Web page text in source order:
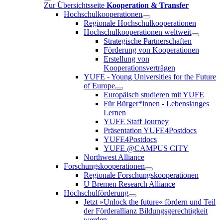
Zur Übersichtsseite Kooperation & Transfer
Hochschulkooperationen
Regionale Hochschulkooperationen
Hochschulkooperationen weltweit
Strategische Partnerschaften
Förderung von Kooperationen
Erstellung von
Kooperationsverträgen
YUFE - Young Universities for the Future
of Europe
Europäisch studieren mit YUFE
Für Bürger*innen - Lebenslanges
Lernen
YUFE Staff Journey
Präsentation YUFE4Postdocs
YUFE4Postdocs
YUFE @CAMPUS CITY
Northwest Alliance
Forschungskooperationen
Regionale Forschungskooperationen
U Bremen Research Alliance
Hochschulförderung
Jetzt »Unlock the future« fördern und Teil
der Förderallianz Bildungsgerechtigkeit